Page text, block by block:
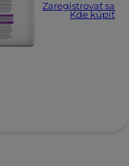
Zaregistrovať sa
Kde kúpiť